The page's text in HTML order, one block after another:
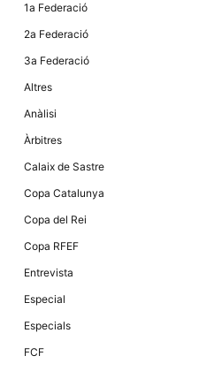
1a Federació
2a Federació
3a Federació
Altres
Anàlisi
Àrbitres
Calaix de Sastre
Copa Catalunya
Copa del Rei
Copa RFEF
Entrevista
Especial
Especials
FCF